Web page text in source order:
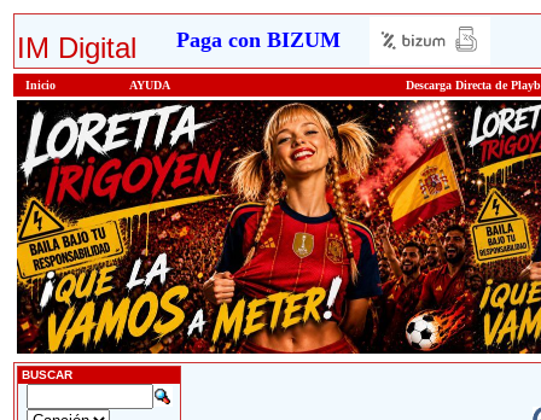
IM Digital Paga con BIZUM
Inicio AYUDA Descarga Directa de
BUSCAR